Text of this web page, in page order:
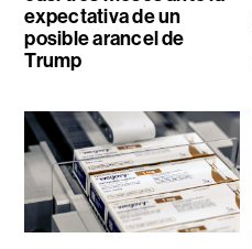
expectativa de un
posible arancel de
Trump